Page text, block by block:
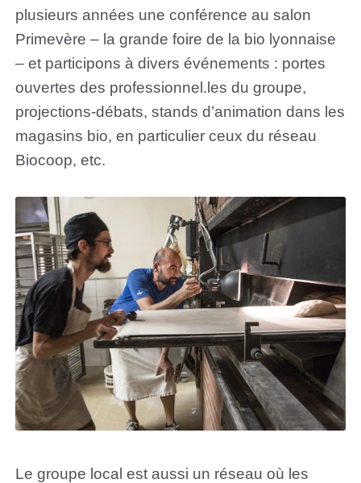
plusieurs années une conférence au salon
Primevère – la grande foire de la bio lyonnaise
– et participons à divers événements : portes
ouvertes des professionnel.les du groupe,
projections-débats, stands d’animation dans les
magasins bio, en particulier ceux du réseau
Biocoop, etc.
Le groupe local est aussi un réseau où les